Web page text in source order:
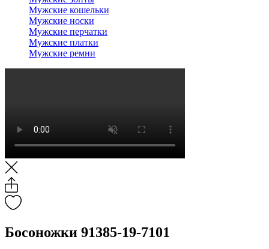
Мужские кошельки
Мужские носки
Мужские перчатки
Мужские платки
Мужские ремни
Босоножки 91385-19-7101